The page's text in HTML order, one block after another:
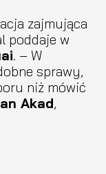
zajmująca
poddaje w
. – W
sprawy,
niż mówić
Akad,